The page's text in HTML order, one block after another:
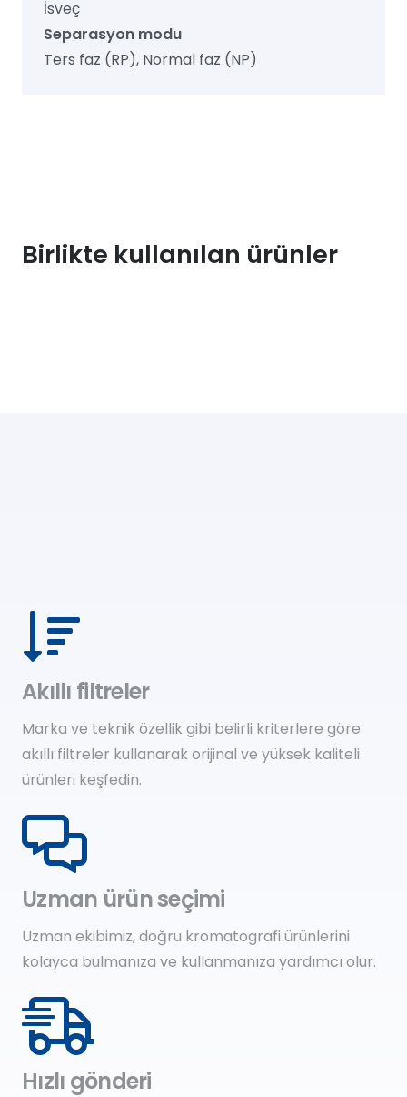
İsveç
Separasyon modu
Ters faz (RP), Normal faz (NP)
Birlikte kullanılan ürünler
Akıllı filtreler
Marka ve teknik özellik gibi belirli kriterlere göre
akıllı filtreler kullanarak orijinal ve yüksek kaliteli
ürünleri keşfedin.
Uzman ürün seçimi
Uzman ekibimiz, doğru kromatografi ürünlerini
kolayca bulmanıza ve kullanmanıza yardımcı olur.
Hızlı gönderi